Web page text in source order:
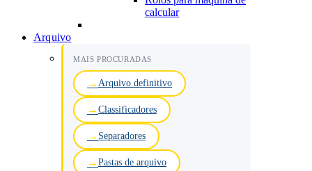
calcular
Arquivo
MAIS PROCURADAS
Arquivo definitivo
Classificadores
Separadores
Pastas de arquivo